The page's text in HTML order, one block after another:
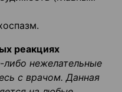
реакциях
либо нежелательные
с врачом. Данная